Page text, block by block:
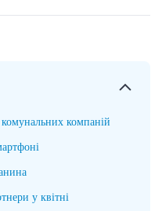
компаній
у квітні